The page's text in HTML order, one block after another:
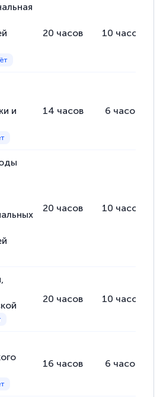
литературы,
доступно на время
удобная система
не возникло ни на
20 часов 10 часов
и
14 часов 6 часов
20 часов 10 часов
20 часов 10 часов
16 часов 6 часов